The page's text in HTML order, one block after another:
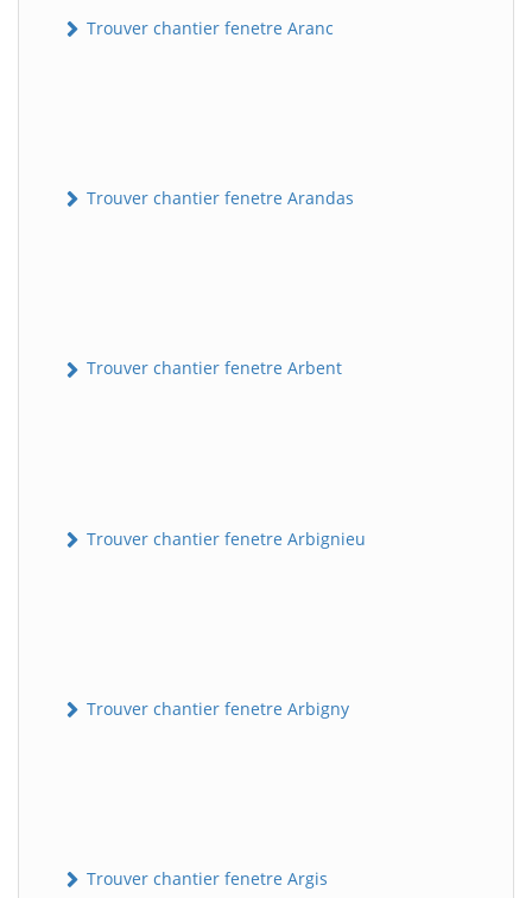
Trouver chantier fenetre Aranc
Trouver chantier fenetre Arandas
Trouver chantier fenetre Arbent
Trouver chantier fenetre Arbignieu
Trouver chantier fenetre Arbigny
Trouver chantier fenetre Argis